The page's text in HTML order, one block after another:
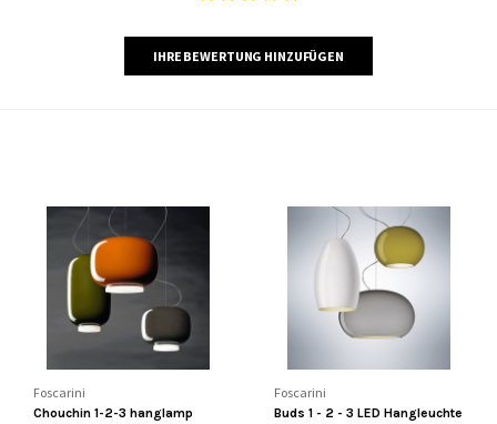
IHRE BEWERTUNG HINZUFÜGEN
Foscarini
Chouchin 1-2-3 hanglamp
Foscarini
Buds 1 - 2 - 3 LED Hangleuchte